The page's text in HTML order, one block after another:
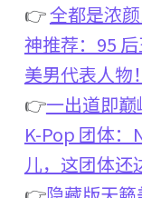
👉全都是浓
神推荐：95
美男代表人物！
👉一出道即
K-Pop 团体
儿，这团体还